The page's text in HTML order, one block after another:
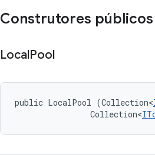
Construtores públicos
LocalPool
public LocalPool (Collection<
                Collection<